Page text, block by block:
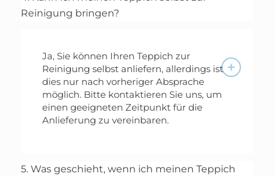
Reinigung bringen?
Ja, Sie können Ihren Teppich zur
Reinigung selbst anliefern, allerdings ist
dies nur nach vorheriger Absprache
möglich. Bitte kontaktieren Sie uns, um
einen geeigneten Zeitpunkt für die
Anlieferung zu vereinbaren.
5. Was geschieht, wenn ich meinen Teppich